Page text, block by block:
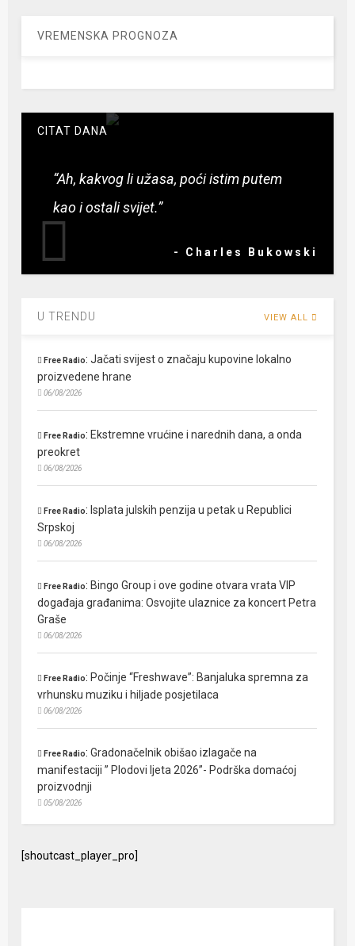
VREMENSKA PROGNOZA
CITAT DANA
“Ah, kakvog li užasa, poći istim putem
kao i ostali svijet.”
- Charles Bukowski
U TRENDU VIEW ALL
Free Radio:Jačati svijest o značaju kupovine lokalno
proizvedene hrane
06/08/2026
Free Radio: Ekstremne vrućine i narednih dana, a onda
preokret
06/08/2026
Free Radio: Isplata julskih penzija u petak u Republici
Srpskoj
06/08/2026
Free Radio: Bingo Group i ove godine otvara vrata VIP
događaja građanima: Osvojite ulaznice za koncert Petra
Graše
06/08/2026
Free Radio: Počinje “Freshwave”: Banjaluka spremna za
vrhunsku muziku i hiljade posjetilaca
06/08/2026
Free Radio:Gradonačelnik obišao izlagače na
manifestaciji ” Plodovi ljeta 2026”- Podrška domaćoj
proizvodnji
05/08/2026
[shoutcast_player_pro]